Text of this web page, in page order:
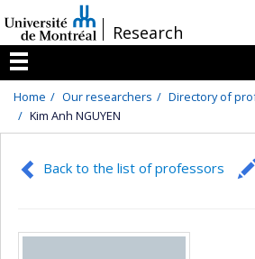
au
contenu
/Research
Menu
Home Our researchers
Directory of
Kim Anh NGUYEN
Back to the list of professors